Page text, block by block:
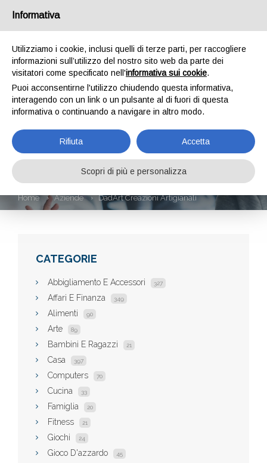
DADART CREAZIONI
ARTIGIANALI
Home Aziende DadArt Creazioni Artigianali
CATEGORIE
Abbigliamento E Accessori 327
Affari E Finanza 349
Alimenti 90
Arte 89
Bambini E Ragazzi 21
Casa 397
Computers 70
Cucina 33
Famiglia 20
Fitness 21
Giochi 24
Gioco D'azzardo 45
Informativa
Utilizziamo i cookie, inclusi quelli di terze parti, per raccogliere
informazioni sull’utilizzo del nostro sito web da parte dei
visitatori come specificato nell'informativa sui cookie.
Puoi acconsentirne l'utilizzo chiudendo questa informativa,
interagendo con un link o un pulsante al di fuori di questa
informativa o continuando a navigare in altro modo.
Rifiuta Accetta
Scopri di più e personalizza